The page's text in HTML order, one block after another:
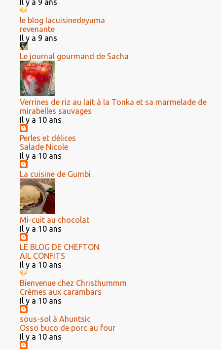
Il y a 9 ans
le blog lacuisinedeyuma
revenante
Il y a 9 ans
Le journal gourmand de Sacha
Verrines de riz au lait à la Tonka et sa marmelade de
mirabelles sauvages
Il y a 10 ans
Perles et délices
Salade Nicole
Il y a 10 ans
La cuisine de Gumbi
Mi-cuit au chocolat
Il y a 10 ans
LE BLOG DE CHEFTON
AIL CONFITS
Il y a 10 ans
Bienvenue chez Christhummm
Crèmes aux carambars
Il y a 10 ans
sous-sol à Ahuntsic
Osso buco de porc au four
Il y a 10 ans